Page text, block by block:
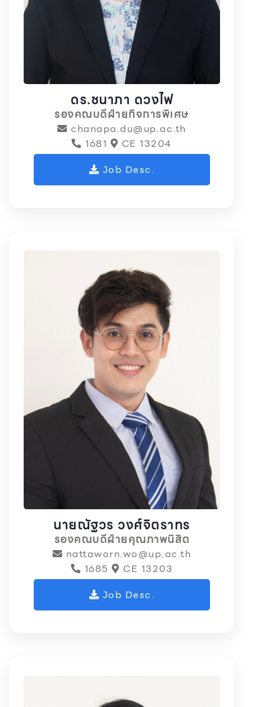
ดร.ชนาภา ดวงไฟ
รองคณบดีฝ่ายกิจการพิเศษ
chanapa.du@up.ac.th
1681
CE 13204
Job Desc.
นายณัฐวร วงศ์จิตราทร
รองคณบดีฝ่ายคุณภาพนิสิต
nattaworn.wo@up.ac.th
1685
CE 13203
Job Desc.